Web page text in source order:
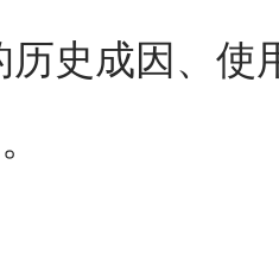
历史成因、